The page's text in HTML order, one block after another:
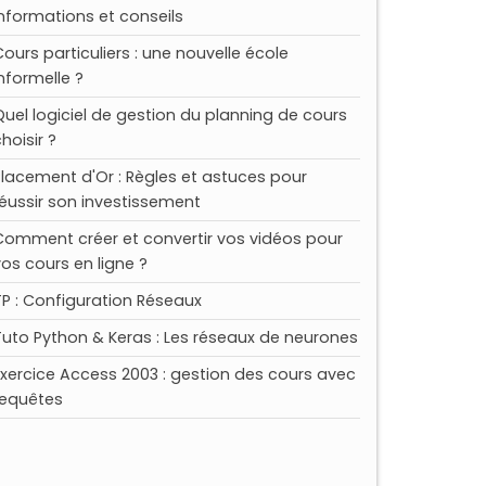
et conseils
particuliers : une nouvelle école
?
logiciel de gestion du planning de cours
?
d'Or : Règles et astuces pour
son investissement
créer et convertir vos vidéos pour
cours en ligne ?
: Configuration Réseaux
Python & Keras : Les réseaux de neurones
Access 2003 : gestion des cours avec